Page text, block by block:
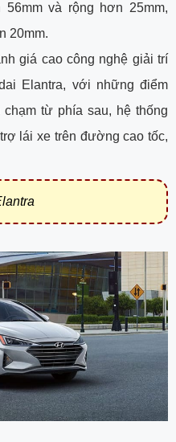
và rộng hơn 25mm,
20mm.
giá cao công nghệ giải trí
Elantra, với những điểm
từ phía sau, hệ thống
lái xe trên đường cao tốc,